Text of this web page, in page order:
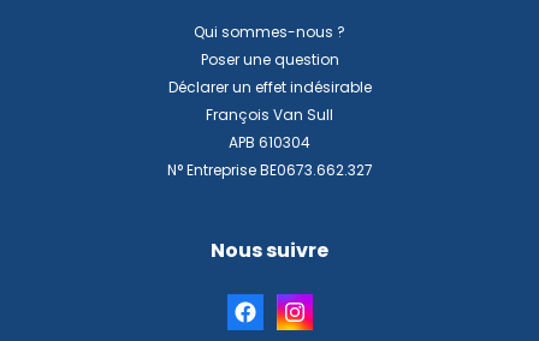
Qui sommes-nous ?
Poser une question
Déclarer un effet indésirable
François Van Sull
APB 610304
N° Entreprise BE0673.662.327
Nous suivre